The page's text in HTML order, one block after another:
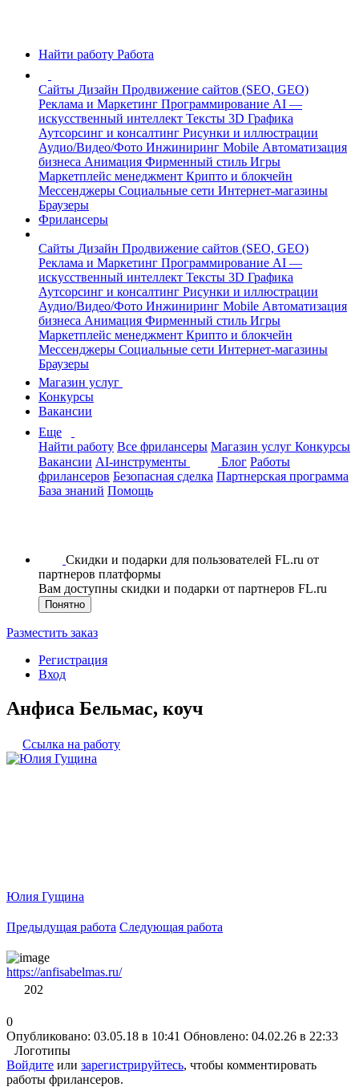
Найти работу Работа
Сайты Дизайн Продвижение сайтов (SEO, GEO)
Реклама и Маркетинг Программирование AI —
искусственный интеллект Тексты 3D Графика
Аутсорсинг и консалтинг Рисунки и иллюстрации
Аудио/Видео/Фото Инжиниринг Mobile Автоматизация
бизнеса Анимация Фирменный стиль Игры
Маркетплейс менеджмент Крипто и блокчейн
Мессенджеры Социальные сети Интернет-магазины
Браузеры
Фрилансеры
Сайты Дизайн Продвижение сайтов (SEO, GEO)
Реклама и Маркетинг Программирование AI —
искусственный интеллект Тексты 3D Графика
Аутсорсинг и консалтинг Рисунки и иллюстрации
Аудио/Видео/Фото Инжиниринг Mobile Автоматизация
бизнеса Анимация Фирменный стиль Игры
Маркетплейс менеджмент Крипто и блокчейн
Мессенджеры Социальные сети Интернет-магазины
Браузеры
Магазин услуг
Конкурсы
Вакансии
Еще
Найти работу Все фрилансеры Магазин услуг Конкурсы
Вакансии AI-инструменты Блог Работы
фрилансеров Безопасная сделка Партнерская программа
База знаний Помощь
Скидки и подарки для пользователей FL.ru от
партнеров платформы
Вам доступны скидки и подарки от партнеров FL.ru
Понятно
Разместить заказ
Регистрация
Вход
Анфиса Бельмас, коуч
Ссылка на работу
Юлия Гущина
Предыдущая работа Следующая работа
https://anfisabelmas.ru/
202
0
Опубликовано: 03.05.18 в 10:41 Обновлено: 04.02.26 в 22:33
Логотипы
Войдите или зарегистрируйтесь, чтобы комментировать
работы фрилансеров.